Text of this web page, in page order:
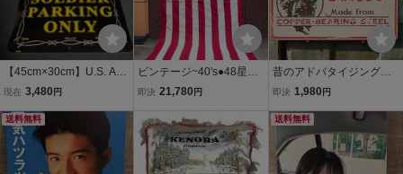
【45cm×30cm】U.S. AR
MY アメリカ陸軍 ブリキ
軍 駐車場看板 ミリタリー
雑貨 ガレージ インテリア
世田谷ベース
現在 3,480 円
ビンテージ~40's●48星ア
メリカ星条旗size 約290c
signサインバナーインテ
リア雑貨
即決 21,780 円
昔のアドバタイジング
ウッドサイン シリーズ
アメリカ雑貨 壁掛け
インテリアな部屋 カン
トリー雑貨 木製看板
即決 1,980 円
送料無料 送料無料